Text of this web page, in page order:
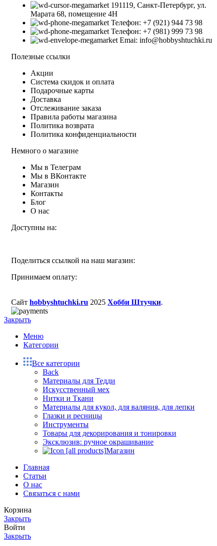
191119, Санкт-Петербург, ул.
Марата 68, помещение 4Н
Телефон: +7 (921) 944 73 98
Телефон: +7 (981) 999 73 98
Emai: info@hobbyshtuchki.ru
Полезные ссылки
Акции
Система скидок и оплата
Подарочные карты
Доставка
Отслеживание заказа
Правила работы магазина
Политика возврата
Политика конфиденциальности
Немного о магазине
Мы в Телеграм
Мы в ВКонтакте
Магазин
Контакты
Блог
О нас
Доступны на:
Поделиться ссылкой на наш магазин:
Принимаем оплату:
Сайт hobbyshtuchki.ru 2025 Хобби Штучки.
Закрыть
Меню
Категории
Все категории
Back
Материалы для Тедди
Искусственный мех
Нитки и Ткани
Материалы для кукол, для валяния, для лепки
Глазки и ресницы
Инструменты
Товары для декорирования и тонировки
Эксклюзив: ручное окрашивание
Магазин
Главная
Статьи
О нас
Связаться с нами
Корзина
Закрыть
Войти
Закрыть